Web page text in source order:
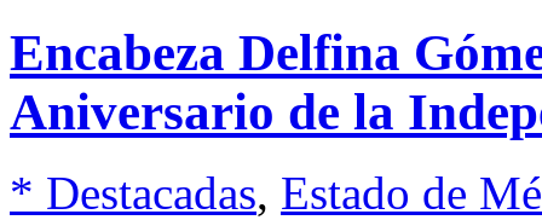
Encabeza Delfina
Aniversario de la
* Destacadas, Estado de